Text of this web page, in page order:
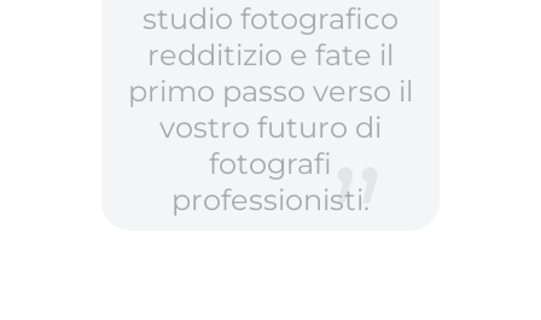
studio fotografico
redditizio e fate il
primo passo verso il
vostro futuro di
fotografi
professionisti.